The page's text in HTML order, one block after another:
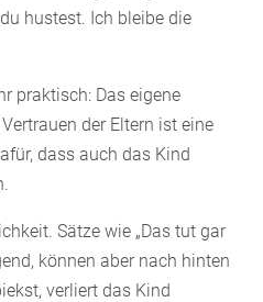
hustest. Ich bleibe die
praktisch: Das eigene
der Eltern ist eine
dass auch das Kind
Sätze wie „Das tut gar
können aber nach hinten
verliert das Kind